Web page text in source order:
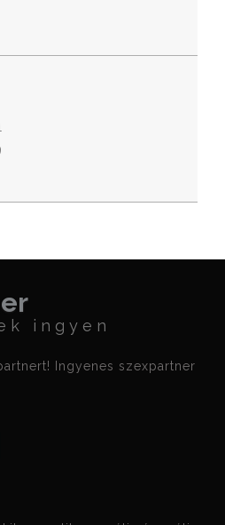
ingyen
Ingyenes szexpartner